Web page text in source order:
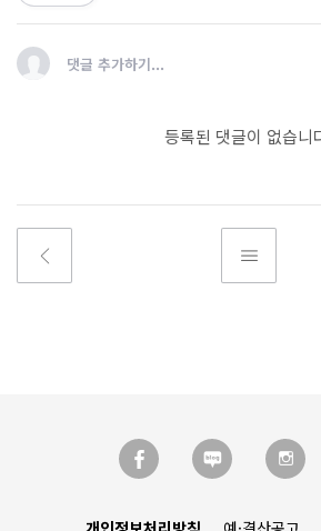
댓글 추가하기...
등록된 댓글이 없습니